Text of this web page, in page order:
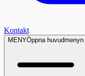
Kontakt
MENYÖppna huvudmenyn